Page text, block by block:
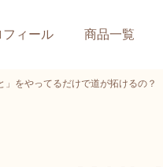
フィール 商品一覧
」をやってるだけで道が拓けるの？